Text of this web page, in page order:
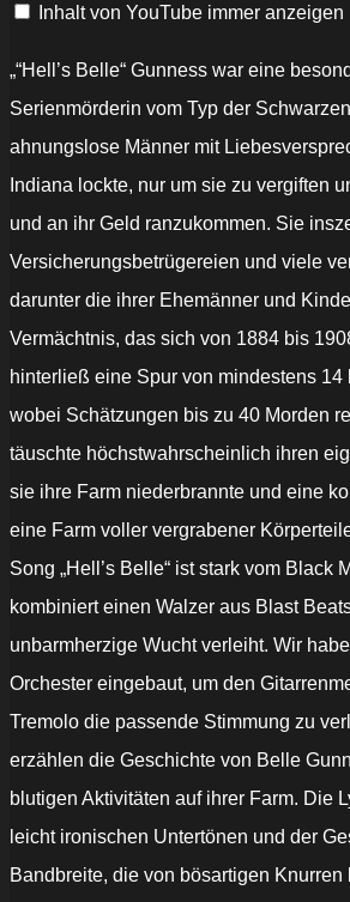
Video)“
anzeigen
Inhalt von YouTube immer anzeigen
„“Hell’s Belle“ Gunness war eine
Serienmörderin vom Typ der
ahnungslose Männer mit
Indiana lockte, nur um sie zu vergiften
und an ihr Geld ranzukommen. Sie
Versicherungsbetrügereien und viele
darunter die ihrer Ehemänner und
Vermächtnis, das sich von 1884 bis
hinterließ eine Spur von mindestens 14
wobei Schätzungen bis zu 40 Morden
täuschte höchstwahrscheinlich ihren
sie ihre Farm niederbrannte und eine
eine Farm voller vergrabener
Song „Hell’s Belle“ ist stark vom Black
kombiniert einen Walzer aus Blast
unbarmherzige Wucht verleiht. Wir
Orchester eingebaut, um den
Tremolo die passende Stimmung zu
erzählen die Geschichte von Belle
blutigen Aktivitäten auf ihrer Farm. Die
leicht ironischen Untertönen und der
Bandbreite, die von bösartigen